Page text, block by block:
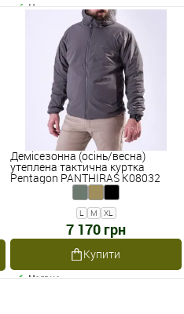
Наявне
Демісезонна (осінь/весна)
утеплена тактична куртка
Pentagon PANTHIRAS K08032
L M XL
7 170 грн
Купити
Наявне